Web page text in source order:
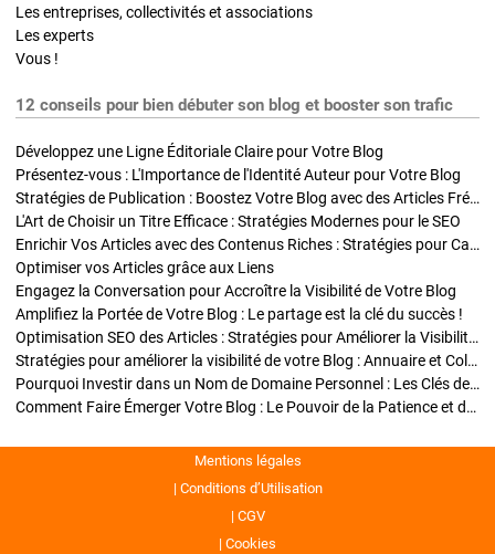
Les entreprises, collectivités et associations
Les experts
Vous !
12 conseils pour bien débuter son blog et booster son trafic
Développez une Ligne Éditoriale Claire pour Votre Blog
Présentez-vous : L'Importance de l'Identité Auteur pour Votre Blog
Stratégies de Publication : Boostez Votre Blog avec des Articles Fréquents et Exclusifs
L'Art de Choisir un Titre Efficace : Stratégies Modernes pour le SEO
Enrichir Vos Articles avec des Contenus Riches : Stratégies pour Captiver et Optimiser
Optimiser vos Articles grâce aux Liens
Engagez la Conversation pour Accroître la Visibilité de Votre Blog
Amplifiez la Portée de Votre Blog : Le partage est la clé du succès !
Optimisation SEO des Articles : Stratégies pour Améliorer la Visibilité de Votre Blog
Stratégies pour améliorer la visibilité de votre Blog : Annuaire et Collaborations
Pourquoi Investir dans un Nom de Domaine Personnel : Les Clés de la Réussite de Votre Blog
Comment Faire Émerger Votre Blog : Le Pouvoir de la Patience et de la Persévérance
Mentions légales
Conditions d’Utilisation
CGV
Cookies